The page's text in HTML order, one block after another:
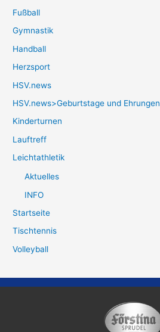
Fußball
Gymnastik
Handball
Herzsport
HSV.news
HSV.news>Geburtstage und Ehrungen
Kinderturnen
Lauftreff
Leichtathletik
Aktuelles
INFO
Startseite
Tischtennis
Volleyball